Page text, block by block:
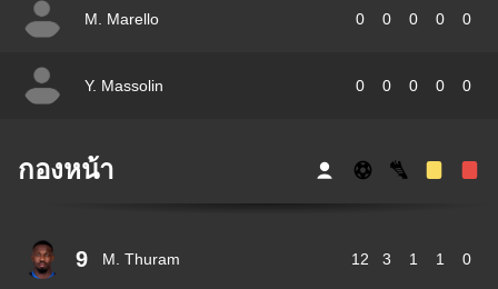
M. Marello 0 0 0 0 0
Y. Massolin 0 0 0 0 0
กองหน้า
9 M. Thuram 12 3 1 1 0